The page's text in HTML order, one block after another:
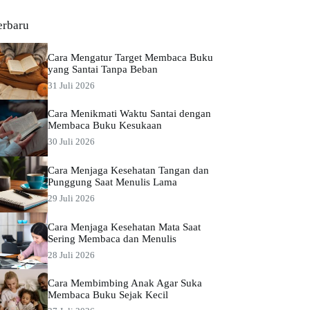
Cara Mengatur Target Membaca Buku
yang Santai Tanpa Beban
31 Juli 2026
Cara Menikmati Waktu Santai dengan
Membaca Buku Kesukaan
30 Juli 2026
Cara Menjaga Kesehatan Tangan dan
Punggung Saat Menulis Lama
29 Juli 2026
Cara Menjaga Kesehatan Mata Saat
Sering Membaca dan Menulis
28 Juli 2026
Cara Membimbing Anak Agar Suka
Membaca Buku Sejak Kecil